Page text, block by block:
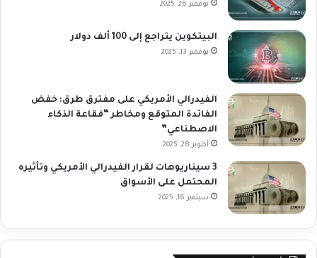
نوفمبر 26, 2025
البيتكوين يتراجع إلى 100 ألف دولار
نوفمبر 13, 2025
الفيدرالي الأمريكي على مفترق طرق: خفض
الفائدة المتوقع ومخاطر “فقاعة الذكاء
الاصطناعي”
أكتوبر 28, 2025
3 سيناريوهات لقرار الفيدرالي الأمريكي وتأثيره
المحتمل على الأسواق
سبتمبر 16, 2025